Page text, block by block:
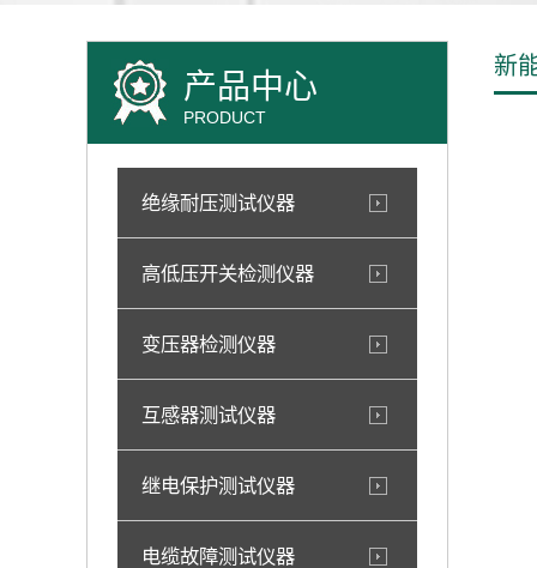
产品中心
PRODUCT
绝缘耐压测试仪器
高低压开关检测仪器
变压器检测仪器
互感器测试仪器
继电保护测试仪器
电缆故障测试仪器
新